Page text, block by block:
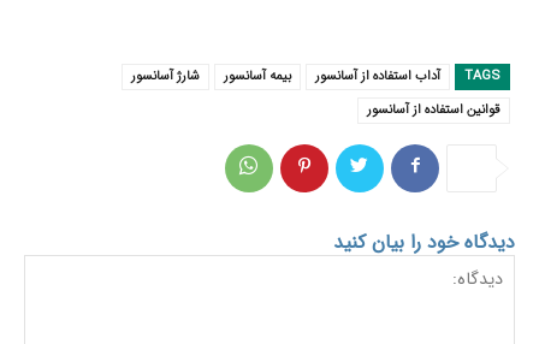
TAGS آداب استفاده از آسانسور بیمه آسانسور
شارژ آسانسور
قوانین استفاده از آسانسور
دیدگاه خود را بیان کنید